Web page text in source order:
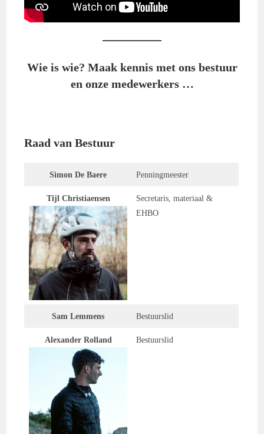
Wie is wie? Maak kennis met ons bestuur
en onze medewerkers …
Raad van Bestuur
Simon De Baere Penningmeester
Tijl Christiaensen
Secretaris, materiaal &
EHBO
Sam Lemmens Bestuurslid
Alexander Rolland Bestuurslid